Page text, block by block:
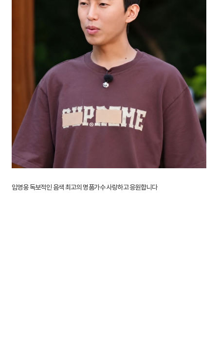
임영웅 독보적인 음색 최고의 명품가수 사랑하고 응원합니다